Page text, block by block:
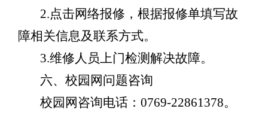
2.点击网络报修，根据报修单填写故
障相关信息及联系方式。
3.维修人员上门检测解决故障。
六、校园网问题咨询
校园网咨询电话：0769-22861378。